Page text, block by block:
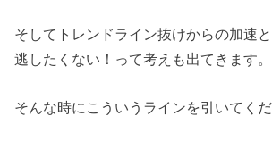
そしてトレンドライン抜けからの加速
逃したくない！って考えも出てきます。
そんな時にこういうラインを引いてくだ